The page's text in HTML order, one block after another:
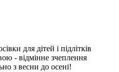
для дітей і підлітків
- відмінне зчеплення
з весни до осені!